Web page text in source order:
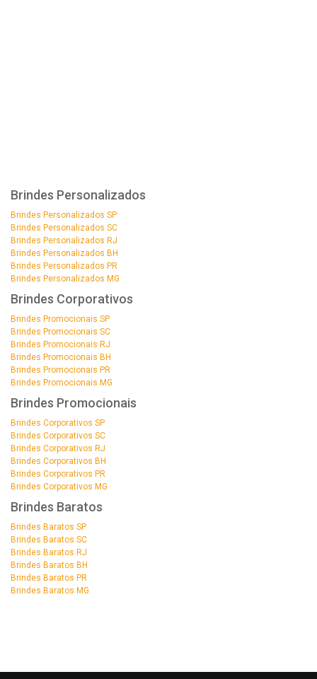
Brindes Personalizados
Brindes Personalizados SP
Brindes Personalizados SC
Brindes Personalizados RJ
Brindes Personalizados BH
Brindes Personalizados PR
Brindes Personalizados MG
Brindes Corporativos
Brindes Promocionais SP
Brindes Promocionais SC
Brindes Promocionais RJ
Brindes Promocionais BH
Brindes Promocionais PR
Brindes Promocionais MG
Brindes Promocionais
Brindes Corporativos SP
Brindes Corporativos SC
Brindes Corporativos RJ
Brindes Corporativos BH
Brindes Corporativos PR
Brindes Corporativos MG
Brindes Baratos
Brindes Baratos SP
Brindes Baratos SC
Brindes Baratos RJ
Brindes Baratos BH
Brindes Baratos PR
Brindes Baratos MG